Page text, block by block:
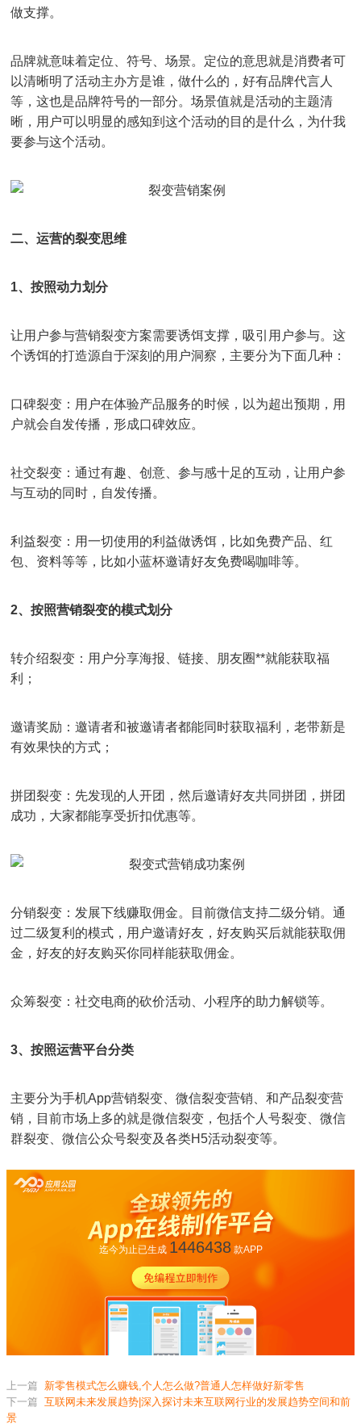
做支撑。
品牌就意味着定位、符号、场景。定位的意思就是消费者可
以清晰明了活动主办方是谁，做什么的，好有品牌代言人
等，这也是品牌符号的一部分。场景值就是活动的主题清
晰，用户可以明显的感知到这个活动的目的是什么，为什我
要参与这个活动。
二、运营的裂变思维
1、按照动力划分
让用户参与营销裂变方案需要诱饵支撑，吸引用户参与。这
个诱饵的打造源自于深刻的用户洞察，主要分为下面几种：
口碑裂变：用户在体验产品服务的时候，以为超出预期，用
户就会自发传播，形成口碑效应。
社交裂变：通过有趣、创意、参与感十足的互动，让用户参
与互动的同时，自发传播。
利益裂变：用一切使用的利益做诱饵，比如免费产品、红
包、资料等等，比如小蓝杯邀请好友免费喝咖啡等。
2、按照营销裂变的模式划分
转介绍裂变：用户分享海报、链接、朋友圈**就能获取福
利；
邀请奖励：邀请者和被邀请者都能同时获取福利，老带新是
有效果快的方式；
拼团裂变：先发现的人开团，然后邀请好友共同拼团，拼团
成功，大家都能享受折扣优惠等。
分销裂变：发展下线赚取佣金。目前微信支持二级分销。通
过二级复利的模式，用户邀请好友，好友购买后就能获取佣
金，好友的好友购买你同样能获取佣金。
众筹裂变：社交电商的砍价活动、小程序的助力解锁等。
3、按照运营平台分类
主要分为手机App营销裂变、微信裂变营销、和产品裂变营
销，目前市场上多的就是微信裂变，包括个人号裂变、微信
群裂变、微信公众号裂变及各类H5活动裂变等。
迄今为止已生成 1446438款APP
上一篇
新零售模式怎么赚钱,个人怎么做?普通人怎样做好新零售
下一篇 互联网未来发展趋势|深入探讨未来互联网行业的发展趋势空间和前
景